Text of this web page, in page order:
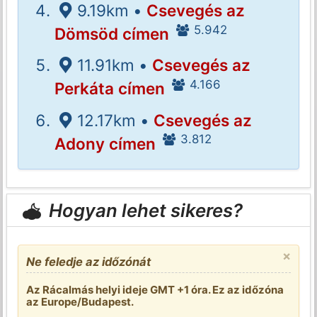
9.19km • Csevegés az
Dömsöd címen
5.942
11.91km • Csevegés az
Perkáta címen
4.166
12.17km • Csevegés az
Adony címen
3.812
Hogyan lehet sikeres?
×
Ne feledje az időzónát
Az Rácalmás helyi ideje GMT +1 óra. Ez az időzóna
az Europe/Budapest.